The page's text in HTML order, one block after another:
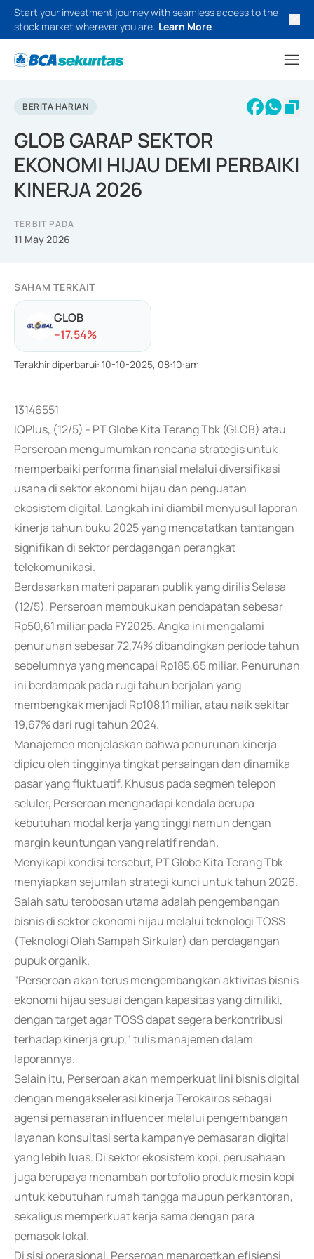
Start your investment journey with seamless access to the
stock market wherever you are. Learn More
BERITA HARIAN
GLOB GARAP SEKTOR
EKONOMI HIJAU DEMI PERBAIKI
KINERJA 2026
TERBIT PADA
11 May 2026
SAHAM TERKAIT
GLOB
--17.54%
Terakhir diperbarui: 10-10-2025, 08:10:am
13146551
IQPlus, (12/5) - PT Globe Kita Terang Tbk (GLOB) atau
Perseroan mengumumkan rencana strategis untuk
memperbaiki performa finansial melalui diversifikasi
usaha di sektor ekonomi hijau dan penguatan
ekosistem digital. Langkah ini diambil menyusul laporan
kinerja tahun buku 2025 yang mencatatkan tantangan
signifikan di sektor perdagangan perangkat
telekomunikasi.
Berdasarkan materi paparan publik yang dirilis Selasa
(12/5), Perseroan membukukan pendapatan sebesar
Rp50,61 miliar pada FY2025. Angka ini mengalami
penurunan sebesar 72,74% dibandingkan periode tahun
sebelumnya yang mencapai Rp185,65 miliar. Penurunan
ini berdampak pada rugi tahun berjalan yang
membengkak menjadi Rp108,11 miliar, atau naik sekitar
19,67% dari rugi tahun 2024.
Manajemen menjelaskan bahwa penurunan kinerja
dipicu oleh tingginya tingkat persaingan dan dinamika
pasar yang fluktuatif. Khusus pada segmen telepon
seluler, Perseroan menghadapi kendala berupa
kebutuhan modal kerja yang tinggi namun dengan
margin keuntungan yang relatif rendah.
Menyikapi kondisi tersebut, PT Globe Kita Terang Tbk
menyiapkan sejumlah strategi kunci untuk tahun 2026.
Salah satu terobosan utama adalah pengembangan
bisnis di sektor ekonomi hijau melalui teknologi TOSS
(Teknologi Olah Sampah Sirkular) dan perdagangan
pupuk organik.
"Perseroan akan terus mengembangkan aktivitas bisnis
ekonomi hijau sesuai dengan kapasitas yang dimiliki,
dengan target agar TOSS dapat segera berkontribusi
terhadap kinerja grup," tulis manajemen dalam
laporannya.
Selain itu, Perseroan akan memperkuat lini bisnis digital
dengan mengakselerasi kinerja Terokairos sebagai
agensi pemasaran influencer melalui pengembangan
layanan konsultasi serta kampanye pemasaran digital
yang lebih luas. Di sektor ekosistem kopi, perusahaan
juga berupaya menambah portofolio produk mesin kopi
untuk kebutuhan rumah tangga maupun perkantoran,
sekaligus memperkuat kerja sama dengan para
pemasok lokal.
Di sisi operasional, Perseroan menargetkan efisiensi